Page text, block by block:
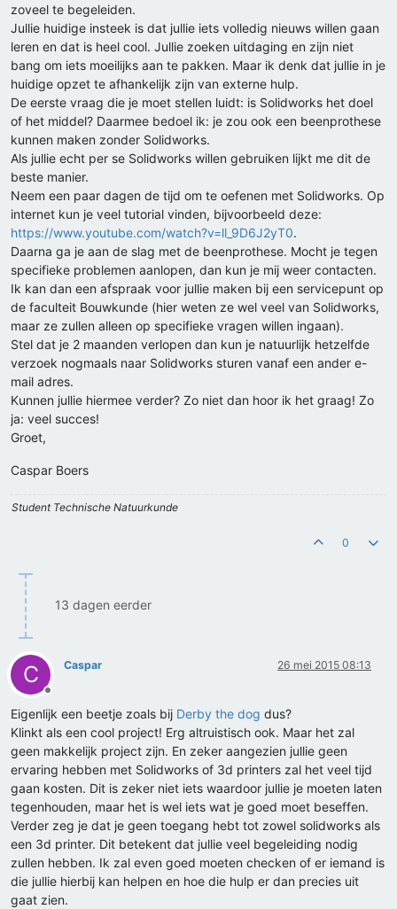
zoveel te begeleiden.
Jullie huidige insteek is dat jullie iets volledig nieuws willen gaan
leren en dat is heel cool. Jullie zoeken uitdaging en zijn niet
bang om iets moeilijks aan te pakken. Maar ik denk dat jullie in je
huidige opzet te afhankelijk zijn van externe hulp.
De eerste vraag die je moet stellen luidt: is Solidworks het doel
of het middel? Daarmee bedoel ik: je zou ook een beenprothese
kunnen maken zonder Solidworks.
Als jullie echt per se Solidworks willen gebruiken lijkt me dit de
beste manier.
Neem een paar dagen de tijd om te oefenen met Solidworks. Op
internet kun je veel tutorial vinden, bijvoorbeeld deze:
https://www.youtube.com/watch?v=ll_9D6J2yT0.
Daarna ga je aan de slag met de beenprothese. Mocht je tegen
specifieke problemen aanlopen, dan kun je mij weer contacten.
Ik kan dan een afspraak voor jullie maken bij een servicepunt op
de faculteit Bouwkunde (hier weten ze wel veel van Solidworks,
maar ze zullen alleen op specifieke vragen willen ingaan).
Stel dat je 2 maanden verlopen dan kun je natuurlijk hetzelfde
verzoek nogmaals naar Solidworks sturen vanaf een ander e-
mail adres.
Kunnen jullie hiermee verder? Zo niet dan hoor ik het graag! Zo
ja: veel succes!
Groet,
Caspar Boers
Student Technische Natuurkunde
0
13 dagen eerder
C
Offline
Caspar 26 mei 2015 08:13
Eigenlijk een beetje zoals bij Derby the dog dus?
Klinkt als een cool project! Erg altruistisch ook. Maar het zal
geen makkelijk project zijn. En zeker aangezien jullie geen
ervaring hebben met Solidworks of 3d printers zal het veel tijd
gaan kosten. Dit is zeker niet iets waardoor jullie je moeten laten
tegenhouden, maar het is wel iets wat je goed moet beseffen.
Verder zeg je dat je geen toegang hebt tot zowel solidworks als
een 3d printer. Dit betekent dat jullie veel begeleiding nodig
zullen hebben. Ik zal even goed moeten checken of er iemand is
die jullie hierbij kan helpen en hoe die hulp er dan precies uit
gaat zien.